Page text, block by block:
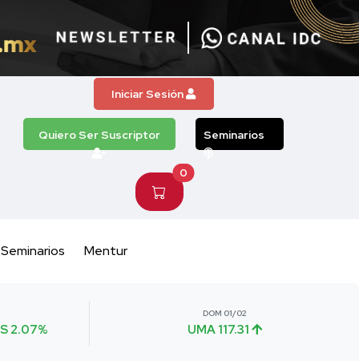
Iniciar Sesión
Quiero Ser Suscriptor Seminarios
0
Seminarios Mentur
2.07%
DOM 01/02
UMA 117.31